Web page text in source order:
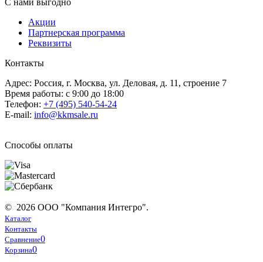
С нами выгодно
Акции
Партнерская программа
Реквизиты
Контакты
Адрес: Россия, г. Москва, ул. Деловая, д. 11, строение 7
Время работы: с 9:00 до 18:00
Телефон: +7 (495) 540-54-24
E-mail: info@kkmsale.ru
Способы оплаты
© 2026 ООО "Компания Интегро".
Каталог
Контакты
Сравнение0
Корзина0